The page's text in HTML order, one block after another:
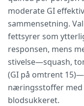
moderate GI
sammensetning.
fettsyrer som
responsen, mens
stivelse—squash,
(GI på omtrent
næringsstoffer med
blodsukkeret.